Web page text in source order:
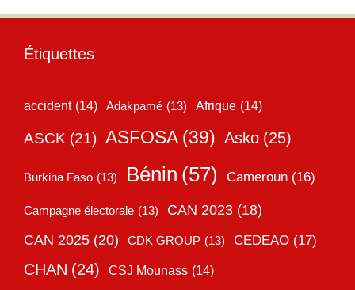
Étiquettes
accident (14) Adakpamé (13) Afrique (14)
ASCK (21) ASFOSA (39) Asko (25)
Burkina Faso (13) Bénin (57) Cameroun (16)
Campagne électorale (13) CAN 2023 (18)
CAN 2025 (20) CDK GROUP (13) CEDEAO (17)
CHAN (24) CSJ Mounass (14)